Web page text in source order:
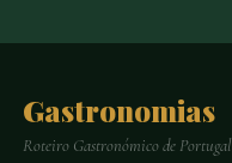
Gastronomias
Roteiro Gastronómico de Portugal